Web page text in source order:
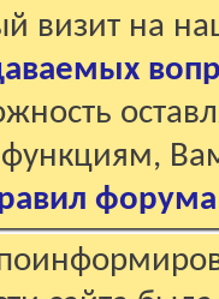
визит на
функциям,
форума